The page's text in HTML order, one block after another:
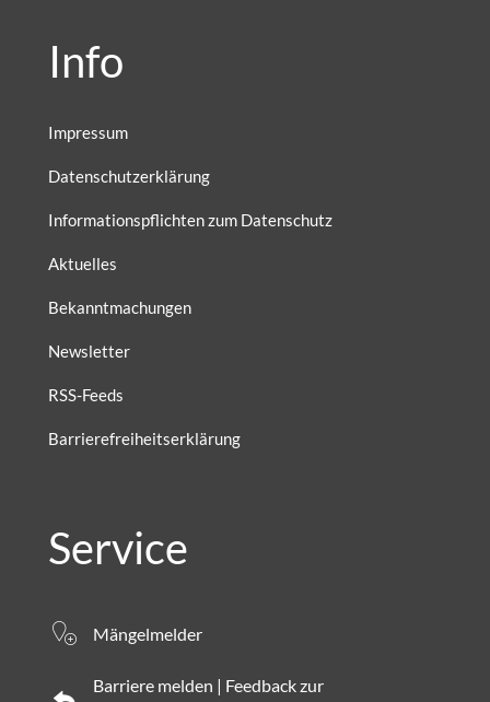
Info
Impressum
Datenschutzerklärung
Informationspflichten zum Datenschutz
Aktuelles
Bekanntmachungen
Newsletter
RSS-Feeds
Barrierefreiheitserklärung
Service
Mängelmelder
Barriere melden | Feedback zur